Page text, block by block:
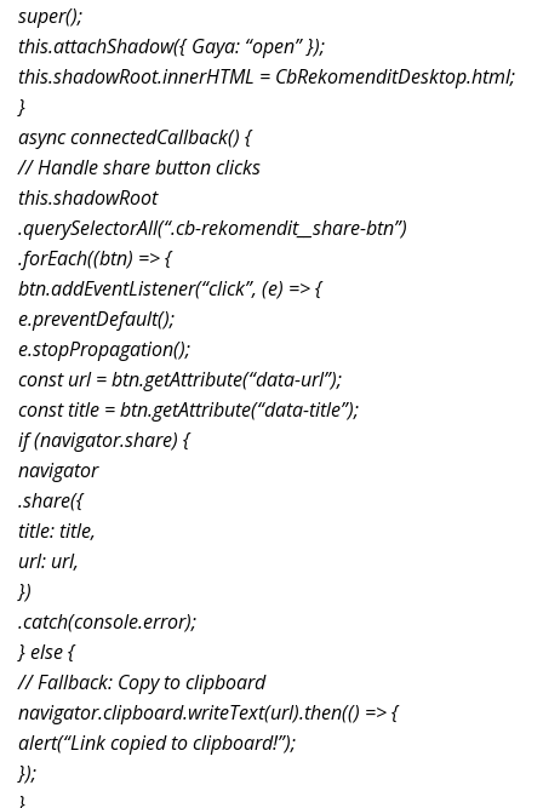
super();
this.attachShadow({ Gaya: “open” });
this.shadowRoot.innerHTML = CbRekomenditDesktop.html;
}
async connectedCallback() {
// Handle share button clicks
this.shadowRoot
.querySelectorAll(“.cb-rekomendit__share-btn”)
.forEach((btn) => {
btn.addEventListener(“click”, (e) => {
e.preventDefault();
e.stopPropagation();
const url = btn.getAttribute(“data-url”);
const title = btn.getAttribute(“data-title”);
if (navigator.share) {
navigator
.share({
title: title,
url: url,
})
.catch(console.error);
} else {
// Fallback: Copy to clipboard
navigator.clipboard.writeText(url).then(() => {
alert(“Link copied to clipboard!”);
});